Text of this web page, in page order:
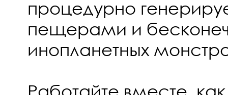
процедурно
пещерами и
инопланетных